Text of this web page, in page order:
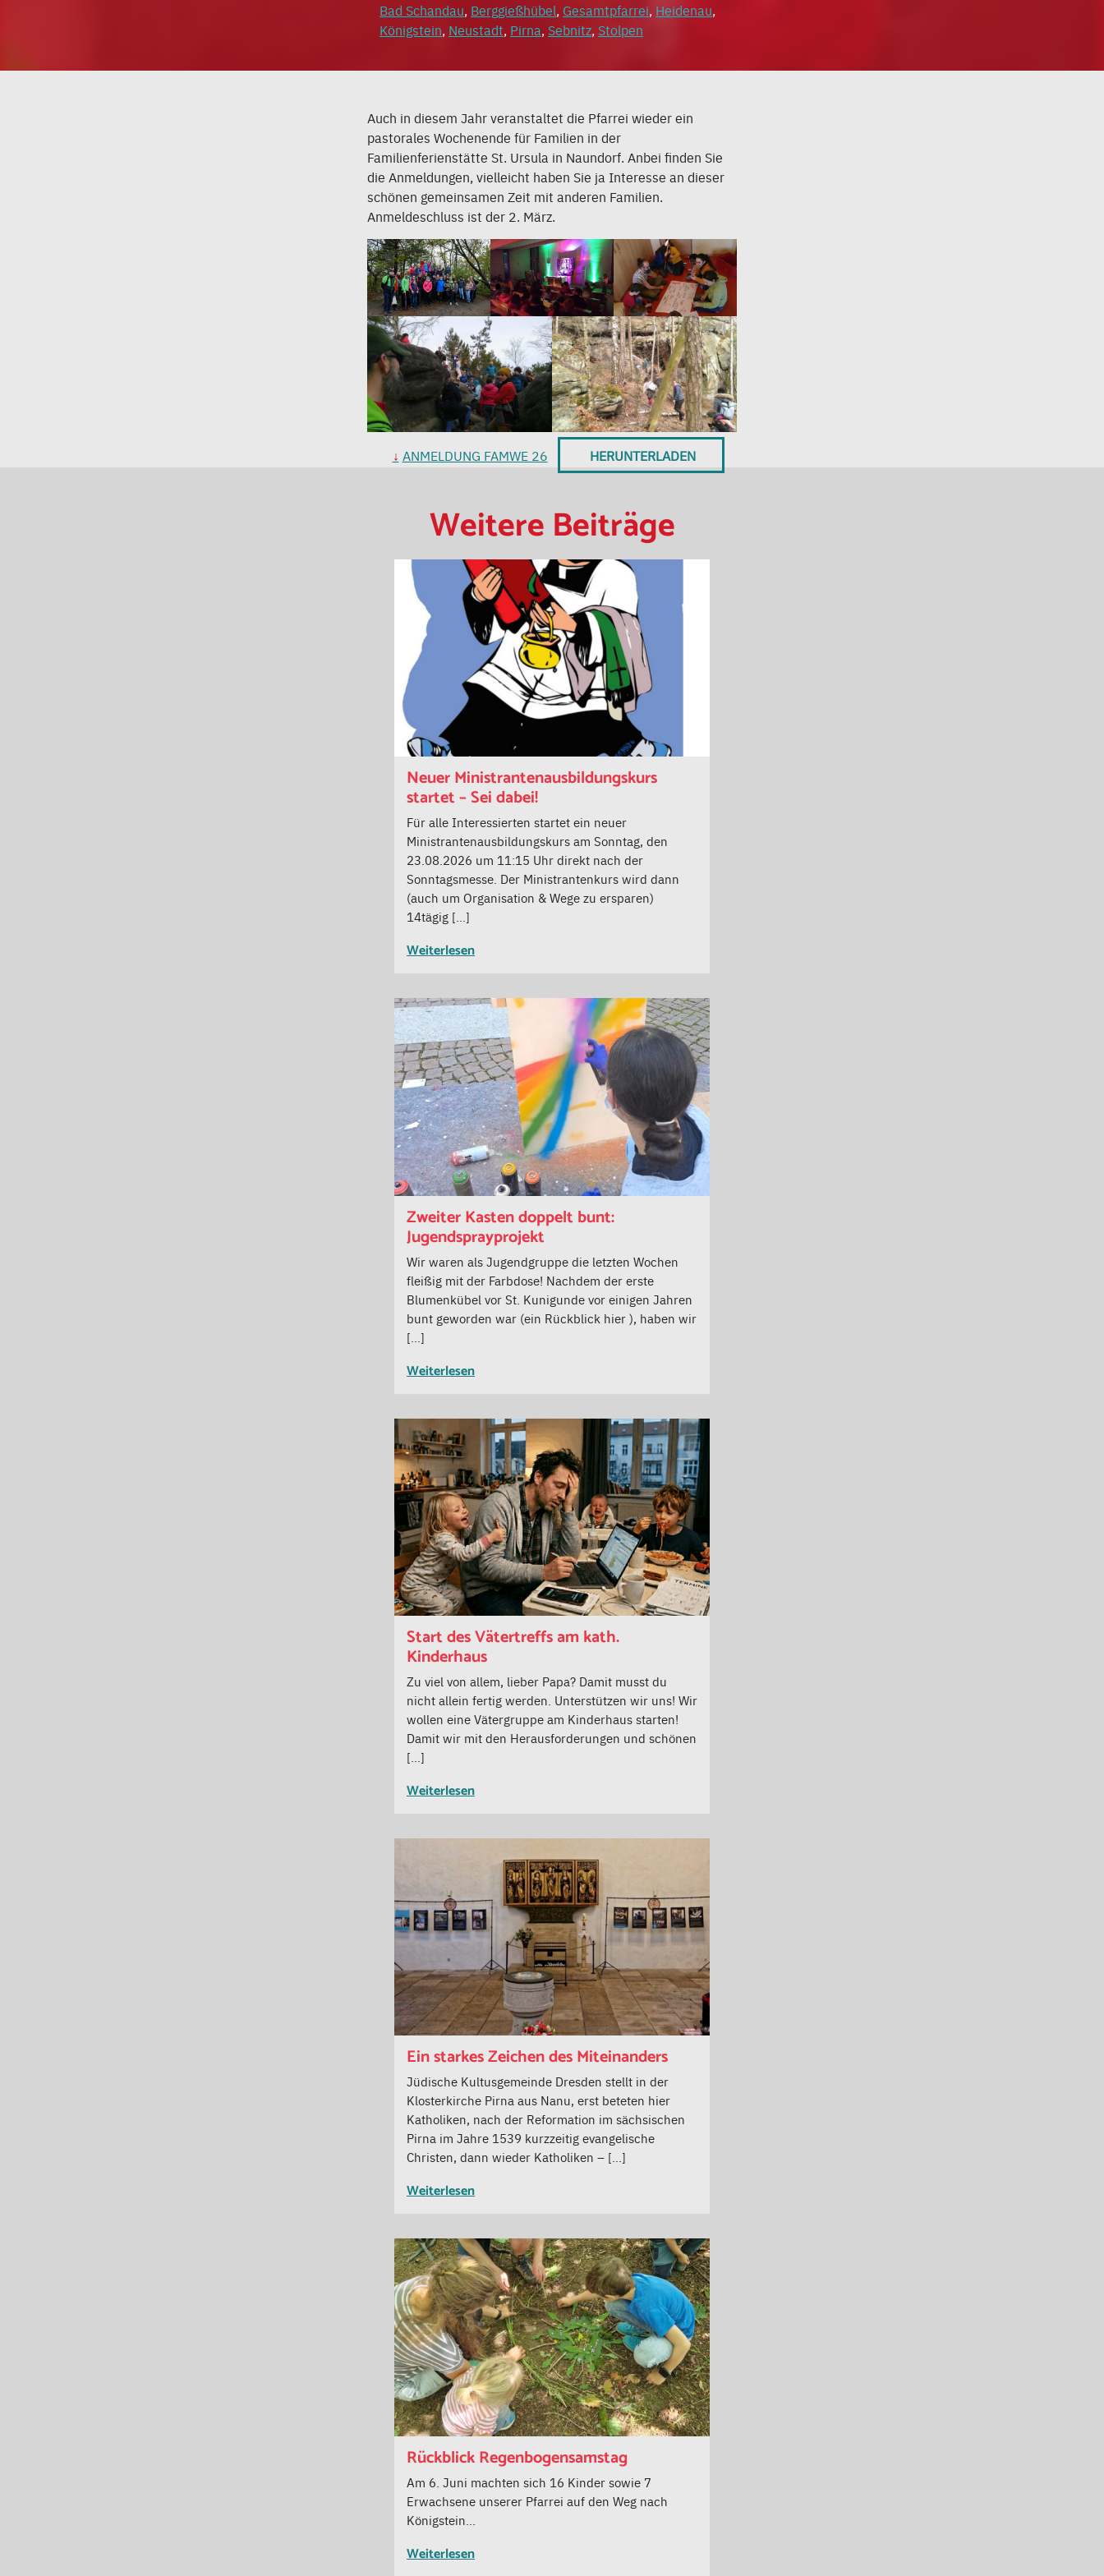
Bad Schandau, Berggießhübel, Gesamtpfarrei, Heidenau,
Königstein, Neustadt, Pirna, Sebnitz, Stolpen
Auch in diesem Jahr veranstaltet die Pfarrei wieder ein
pastorales Wochenende für Familien in der
Familienferienstätte St. Ursula in Naundorf. Anbei finden Sie
die Anmeldungen, vielleicht haben Sie ja Interesse an dieser
schönen gemeinsamen Zeit mit anderen Familien.
Anmeldeschluss ist der 2. März.
ANMELDUNG FAMWE 26 HERUNTERLADEN
Weitere Beiträge
Neuer Ministrantenausbildungskurs
startet – Sei dabei!
Für alle Interessierten startet ein neuer
Ministrantenausbildungskurs am Sonntag, den
23.08.2026 um 11:15 Uhr direkt nach der
Sonntagsmesse. Der Ministrantenkurs wird dann
(auch um Organisation & Wege zu ersparen)
14tägig […]
Weiterlesen
Zweiter Kasten doppelt bunt:
Jugendsprayprojekt
Wir waren als Jugendgruppe die letzten Wochen
fleißig mit der Farbdose! Nachdem der erste
Blumenkübel vor St. Kunigunde vor einigen Jahren
bunt geworden war (ein Rückblick hier ), haben wir
[…]
Weiterlesen
Start des Vätertreffs am kath.
Kinderhaus
Zu viel von allem, lieber Papa? Damit musst du
nicht allein fertig werden. Unterstützen wir uns! Wir
wollen eine Vätergruppe am Kinderhaus starten!
Damit wir mit den Herausforderungen und schönen
[…]
Weiterlesen
Ein starkes Zeichen des Miteinanders
Jüdische Kultusgemeinde Dresden stellt in der
Klosterkirche Pirna aus Nanu, erst beteten hier
Katholiken, nach der Reformation im sächsischen
Pirna im Jahre 1539 kurzzeitig evangelische
Christen, dann wieder Katholiken – […]
Weiterlesen
Rückblick Regenbogensamstag
Am 6. Juni machten sich 16 Kinder sowie 7
Erwachsene unserer Pfarrei auf den Weg nach
Königstein…
Weiterlesen